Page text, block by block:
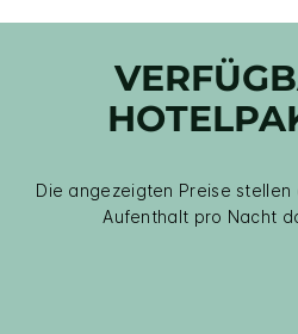
Die angezeigten Preise stellen
Aufenthalt pro Nacht